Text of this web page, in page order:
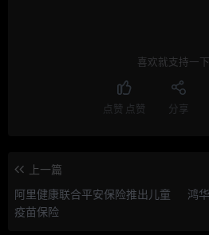
喜欢就支持一
点赞 点赞 分享
上一篇
阿里健康联合平安保险推出儿童
疫苗保险
鸿